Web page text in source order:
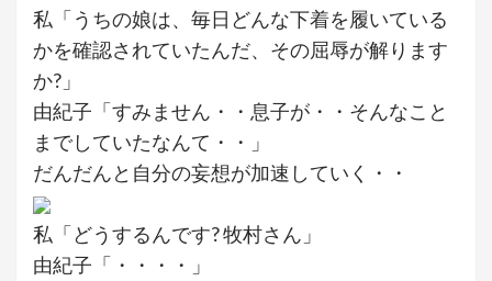
私「うちの娘は、毎日どんな下着を履いている
かを確認されていたんだ、その屈辱が解ります
か?」
由紀子「すみません・・息子が・・そんなこと
までしていたなんて・・」
だんだんと自分の妄想が加速していく・・
私「どうするんです? 牧村さん」
由紀子「・・・・」